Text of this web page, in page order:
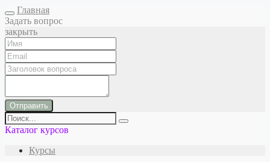
Главная
Задать вопрос
закрыть
Отправить
Каталог курсов
Курсы